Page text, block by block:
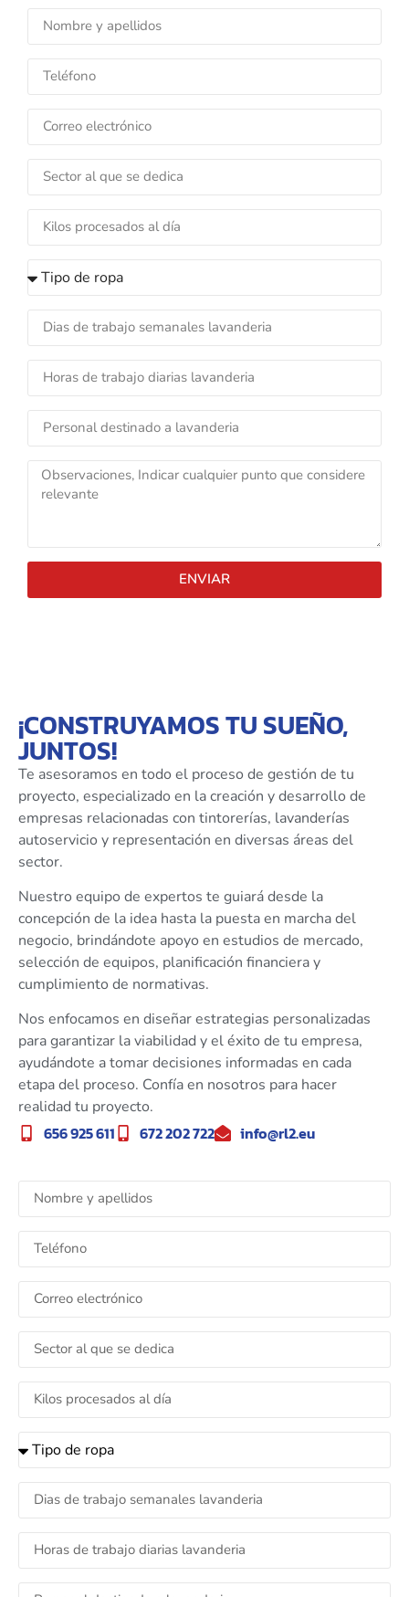
ENVIAR
¡CONSTRUYAMOS TU SUEÑO,
JUNTOS!
Te asesoramos en todo el proceso de gestión de tu
proyecto, especializado en la creación y desarrollo de
empresas relacionadas con tintorerías, lavanderías
autoservicio y representación en diversas áreas del
sector.
Nuestro equipo de expertos te guiará desde la
concepción de la idea hasta la puesta en marcha del
negocio, brindándote apoyo en estudios de mercado,
selección de equipos, planificación financiera y
cumplimiento de normativas.
Nos enfocamos en diseñar estrategias personalizadas
para garantizar la viabilidad y el éxito de tu empresa,
ayudándote a tomar decisiones informadas en cada
etapa del proceso. Confía en nosotros para hacer
realidad tu proyecto.
656 925 611 672 202 722 info@rl2.eu